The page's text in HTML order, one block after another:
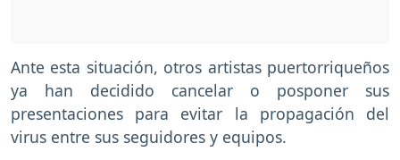
Ante esta situación, otros artistas puertorriqueños
ya han decidido cancelar o posponer sus
presentaciones para evitar la propagación del
virus entre sus seguidores y equipos.